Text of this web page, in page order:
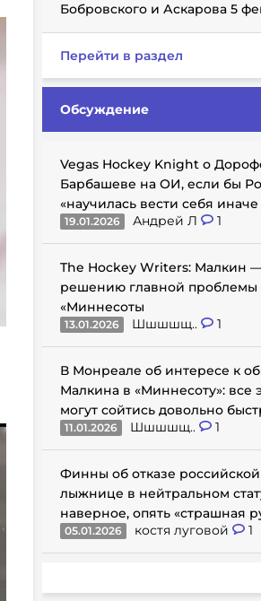
Бобровского и Аскарова 5
Перейти в раздел
Обсуждение
Vegas Hockey Knight о
Барбашеве на ОИ, если бы
«научилась вести себя иначе
19.01.2026 Андрей Л 1
The Hockey Writers: Малкин
решению главной проблемы
«Миннесоты
13.01.2026 Шшшшщ.. 1
В Монреале об интересе к
Малкина в «Миннесоту»: все
могут сойтись довольно
11.01.2026 Шшшшщ.. 1
Финны об отказе российской
лыжнице в нейтральном
наверное, опять «страшная
05.01.2026 костя луговой 1